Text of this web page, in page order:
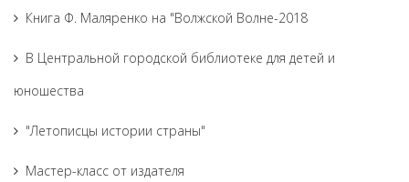
Книга Ф. Маляренко на "Волжской Волне-2018
В Центральной городской библиотеке для детей и
юношества
"Летописцы истории страны"
Мастер-класс от издателя